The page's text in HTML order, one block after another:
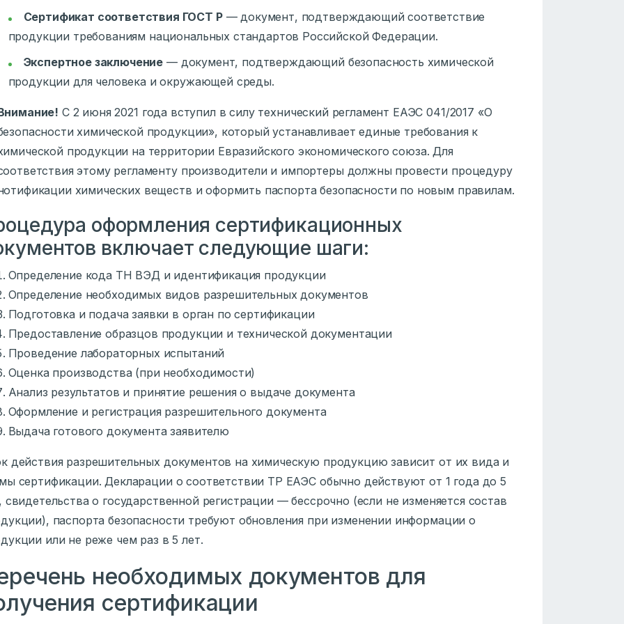
Сертификат соответствия ГОСТ Р— документ, подтверждающий соответствие
продукции требованиям национальных стандартов Российской Федерации.
Экспертное заключение — документ, подтверждающий безопасность химической
продукции для человека и окружающей среды.
С 2 июня 2021 года вступил в силу технический регламент ЕАЭС 041/2017 «О
химической продукции», который устанавливает единые требования к
продукции на территории Евразийского экономического союза. Для
этому регламенту производители и импортеры должны провести процедуру
химических веществ и оформить паспорта безопасности по новым правилам.
оформления сертификационных
включает следующие шаги:
Определение кода ТН ВЭД и идентификация продукции
Определение необходимых видов разрешительных документов
Подготовка и подача заявки в орган по сертификации
Предоставление образцов продукции и технической документации
Проведение лабораторных испытаний
Оценка производства (при необходимости)
Анализ результатов и принятие решения о выдаче документа
Оформление и регистрация разрешительного документа
Выдача готового документа заявителю
действия разрешительных документов на химическую продукцию зависит от их вида и
сертификации. Декларации о соответствии ТР ЕАЭС обычно действуют от 1 года до 5
свидетельства о государственной регистрации — бессрочно (если не изменяется состав
паспорта безопасности требуют обновления при изменении информации о
или не реже чем раз в 5 лет.
необходимых документов для
сертификации